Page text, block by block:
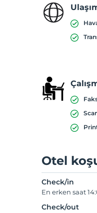
Otel
Check/in
En erken saat
Check/out